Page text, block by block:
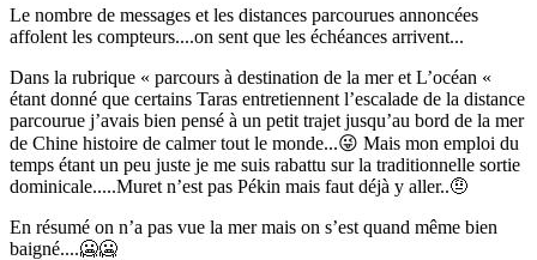
Le nombre de messages et les distances parcourues annoncées
affolent les compteurs....on sent que les échéances arrivent...
Dans la rubrique « parcours à destination de la mer et L’océan «
étant donné que certains Taras entretiennent l’escalade de la distance
parcourue j’avais bien pensé à un petit trajet jusqu’au bord de la mer
de Chine histoire de calmer tout le monde...😜 Mais mon emploi du
temps étant un peu juste je me suis rabattu sur la traditionnelle sortie
dominicale.....Muret n’est pas Pékin mais faut déjà y aller..🤨
En résumé on n’a pas vue la mer mais on s’est quand même bien
baigné....🥶🥶